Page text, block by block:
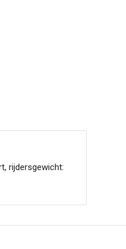
rijdersgewicht: